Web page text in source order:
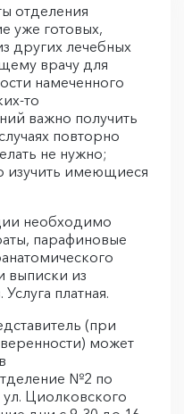
отделения
уже готовых,
других лечебных
врачу для
намеченного
то
важно получить
повторно
не нужно;
изучить имеющиеся
необходимо
парафиновые
выписки из
платная.
(при
может
№2 по
ул. Циолковского